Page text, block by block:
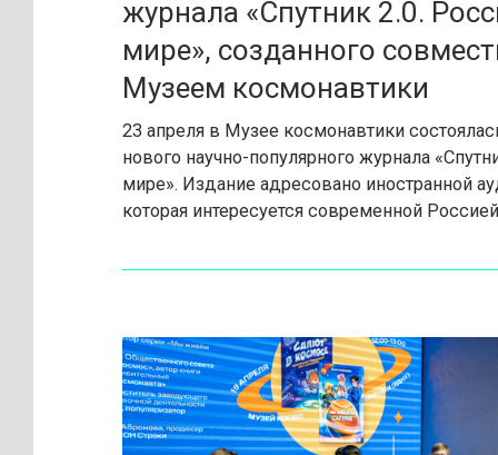
журнала «Спутник 2.0.
мире», созданного
Музеем космонавтики
23 апреля в Музее космонавтики
нового научно-популярного журнала
мире». Издание адресовано иностранной
которая интересуется современной